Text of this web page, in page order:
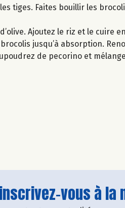
tiges. Faites bouillir les
Ajoutez le riz et le cuire
jusqu’à absorption.
de pecorino et
vous à la